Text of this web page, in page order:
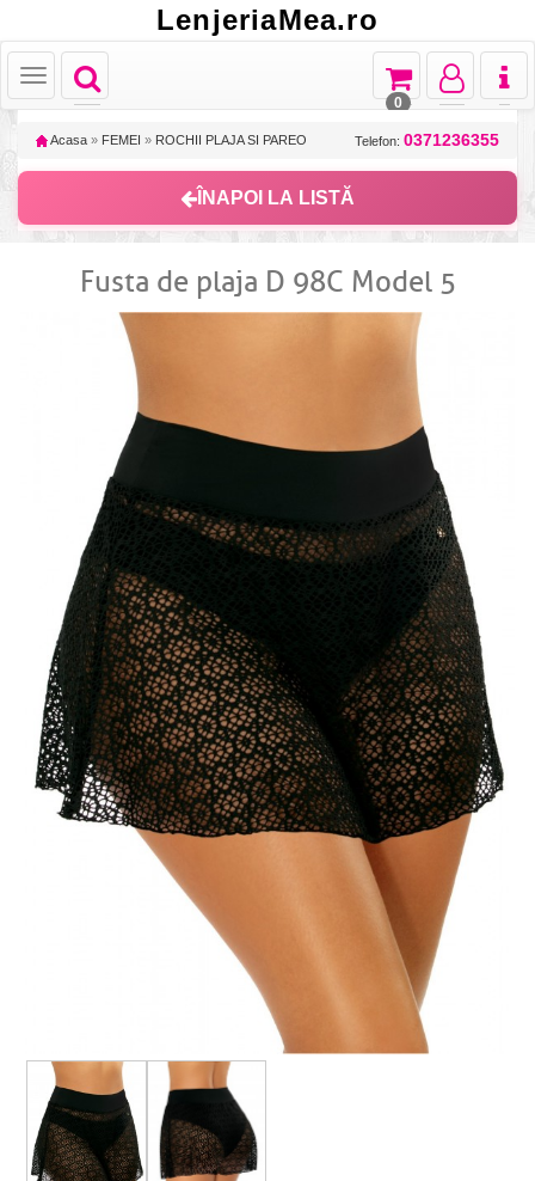
LenjeriaMea.ro
Toggle
navigation
Toggle
Toggle
navigation
Toggle
navigation
Toggle
navigation
0
Acasa » FEMEI » ROCHII PLAJA SI PAREO Telefon: 0371236355
ÎNAPOI LA LISTĂ
Fusta de plaja D 98C Model 5